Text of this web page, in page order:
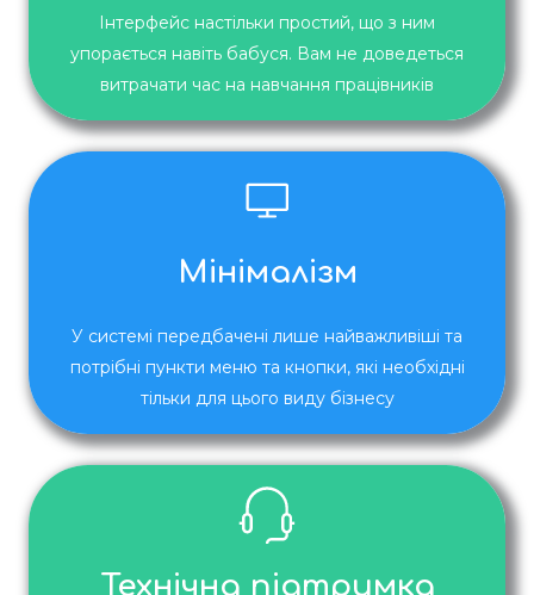
Інтерфейс настільки простий, що з ним
упорається навіть бабуся. Вам не доведеться
витрачати час на навчання працівників
Мінімалізм
У системі передбачені лише найважливіші та
потрібні пункти меню та кнопки, які необхідні
тільки для цього виду бізнесу
Технічна підтримка